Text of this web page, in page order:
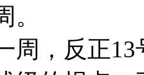
。
周，反正